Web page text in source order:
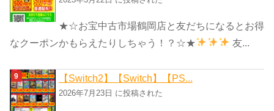
★☆お宝中古市場鶴岡店と友だちになるとお得
なクーポンかもらえたりしちゃう！？☆★
友...
【Switch2】【Switch】【PS...
2026年7月23日 に投稿された